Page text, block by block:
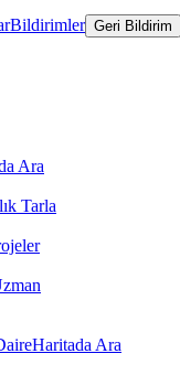
Bildirimler Geri Bildirim
Ara
Tarla
Haritada Ara